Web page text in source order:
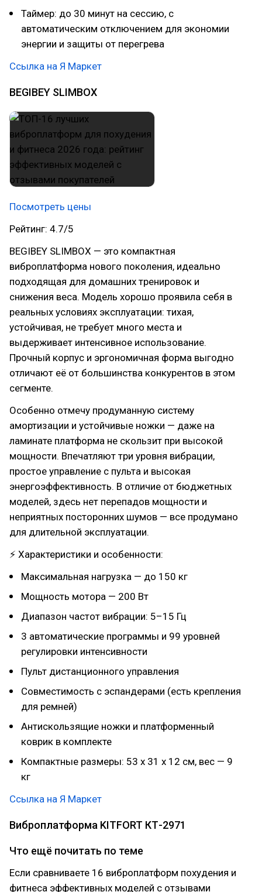
Таймер: до 30 минут на сессию, с
автоматическим отключением для экономии
энергии и защиты от перегрева
Ссылка на Я Маркет
BEGIBEY SLIMBOX
Посмотреть цены
Рейтинг: 4.7/5
BEGIBEY SLIMBOX — это компактная
виброплатформа нового поколения, идеально
подходящая для домашних тренировок и
снижения веса. Модель хорошо проявила себя в
реальных условиях эксплуатации: тихая,
устойчивая, не требует много места и
выдерживает интенсивное использование.
Прочный корпус и эргономичная форма выгодно
отличают её от большинства конкурентов в этом
сегменте.
Особенно отмечу продуманную систему
амортизации и устойчивые ножки — даже на
ламинате платформа не скользит при высокой
мощности. Впечатляют три уровня вибрации,
простое управление с пульта и высокая
энергоэффективность. В отличие от бюджетных
моделей, здесь нет перепадов мощности и
неприятных посторонних шумов — все продумано
для длительной эксплуатации.
⚡ Характеристики и особенности:
Максимальная нагрузка — до 150 кг
Мощность мотора — 200 Вт
Диапазон частот вибрации: 5–15 Гц
3 автоматические программы и 99 уровней
регулировки интенсивности
Пульт дистанционного управления
Совместимость с эспандерами (есть крепления
для ремней)
Антискользящие ножки и платформенный
коврик в комплекте
Компактные размеры: 53 x 31 x 12 см, вес — 9
кг
Ссылка на Я Маркет
Виброплатформа KITFORT КТ-2971
Что ещё почитать по теме
Если сравниваете 16 виброплатформ похудения и
фитнеса эффективных моделей с отзывами